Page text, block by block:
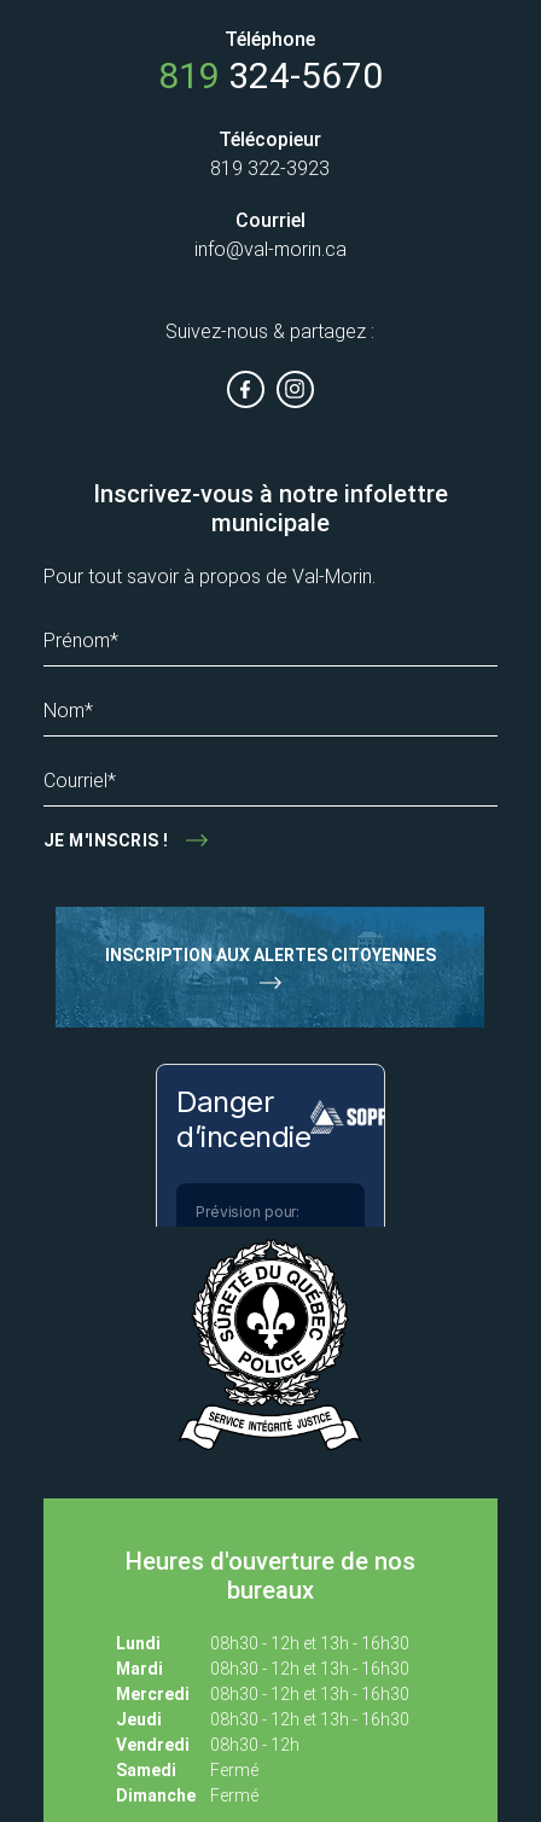
Inscrivez-vous à notre infolettre
municipale
Pour tout savoir à propos de Val-Morin.
Prénom*
Nom*
Courriel*
JE M'INSCRIS !
INSCRIPTION AUX ALERTES CITOYENNES
Téléphone
819 324-5670
Télécopieur
819 322-3923
Courriel
info@val-morin.ca
Suivez-nous & partagez :
Heures d'ouverture de nos
bureaux
Lundi
08h30 - 12h et 13h - 16h30
Mardi
08h30 - 12h et 13h - 16h30
Mercredi
08h30 - 12h et 13h - 16h30
Jeudi
08h30 - 12h et 13h - 16h30
Vendredi
08h30 - 12h
Samedi
Fermé
Dimanche
Fermé